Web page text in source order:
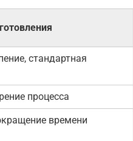
стандартная
процесса
времени